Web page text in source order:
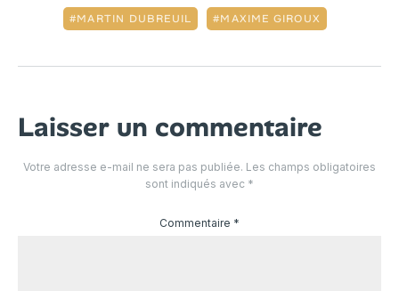
MARTIN DUBREUIL MAXIME GIROUX
Laisser un commentaire
Votre adresse e-mail ne sera pas publiée. Les champs obligatoires
sont indiqués avec *
Commentaire *